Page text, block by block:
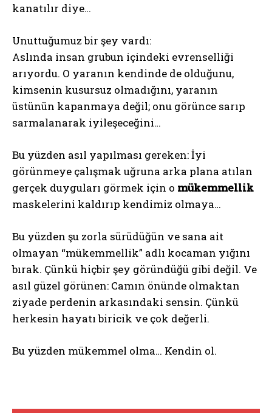
kanatılır diye…
Unuttuğumuz bir şey vardı:
Aslında insan grubun içindeki evrenselliği
arıyordu. O yaranın kendinde de olduğunu,
kimsenin kusursuz olmadığını, yaranın
üstünün kapanmaya değil; onu görünce sarıp
sarmalanarak iyileşeceğini…
Bu yüzden asıl yapılması gereken: İyi
görünmeye çalışmak uğruna arka plana atılan
gerçek duyguları görmek için o mükemmellik
maskelerini kaldırıp kendimiz olmaya…
Bu yüzden şu zorla sürüdüğün ve sana ait
olmayan “mükemmellik” adlı kocaman yığını
bırak. Çünkü hiçbir şey göründüğü gibi değil. Ve
asıl güzel görünen: Camın önünde olmaktan
ziyade perdenin arkasındaki sensin. Çünkü
herkesin hayatı biricik ve çok değerli.
Bu yüzden mükemmel olma… Kendin ol.